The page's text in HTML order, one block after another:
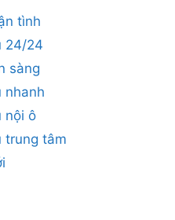
tình
24/24
sàng
nhanh
nội ô
trung tâm